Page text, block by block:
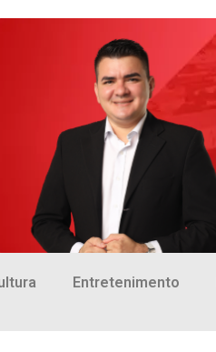
Entretenimento